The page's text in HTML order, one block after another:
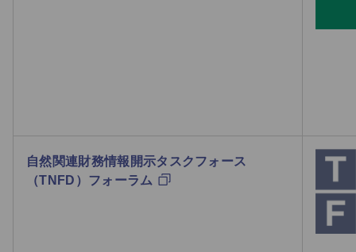
自然関連財務情報開示タスクフォース
（TNFD）フォーラム